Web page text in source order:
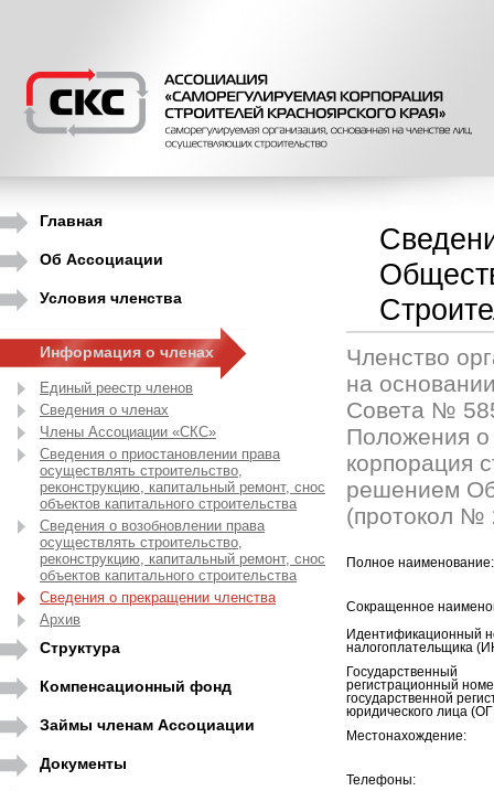
Главная
Об Ассоциации
Условия членства
Информация о членах
Единый реестр членов
Сведения о членах
Члены Ассоциации «СКС»
Сведения о приостановлении права
осуществлять строительство,
реконструкцию, капитальный ремонт, снос
объектов капитального строительства
Сведения о возобновлении права
осуществлять строительство,
реконструкцию, капитальный ремонт, снос
объектов капитального строительства
Сведения о прекращении членства
Архив
Структура
Компенсационный фонд
Займы членам Ассоциации
Документы
Членство
на
Совета №
Положения о
корпорация
решением
(протокол №
Полное наименование:
Сокращенное
Идентификационный
налогоплательщика
Государственный
регистрационный
государственной
юридического лица
Местонахождение:
Телефоны: